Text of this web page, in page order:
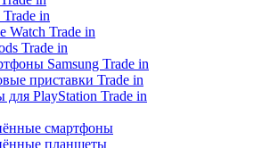
in
Watch Trade in
Trade in
Samsung Trade in
приставки Trade in
для PlayStation Trade in
смартфоны
планшеты